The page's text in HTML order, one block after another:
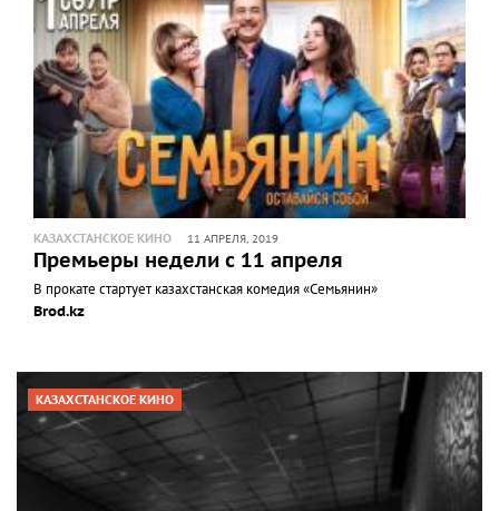
КАЗАХСТАНСКОЕ КИНО 11 АПРЕЛЯ, 2019
Премьеры недели с 11 апреля
В прокате стартует казахстанская комедия «Семьянин»
Brod.kz
КАЗАХСТАНСКОЕ КИНО